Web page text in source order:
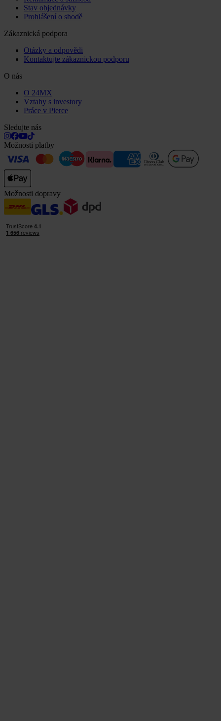
Stav objednávky
Prohlášení o shodě
Zákaznická podpora
Otázky a odpovědi
Kontaktujte zákaznickou podporu
O nás
O 24MX
Vztahy s investory
Práce v Pierce
Sledujte nás
Možnosti platby
Možnosti dopravy